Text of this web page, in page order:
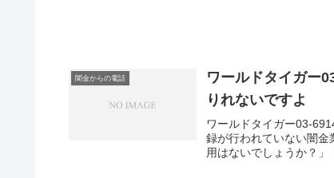
闇金からの電話
ワールドタイガー
りれないですよ
ワールドタイガー03-
録が行われていない闇金
用はないでしょうか？」